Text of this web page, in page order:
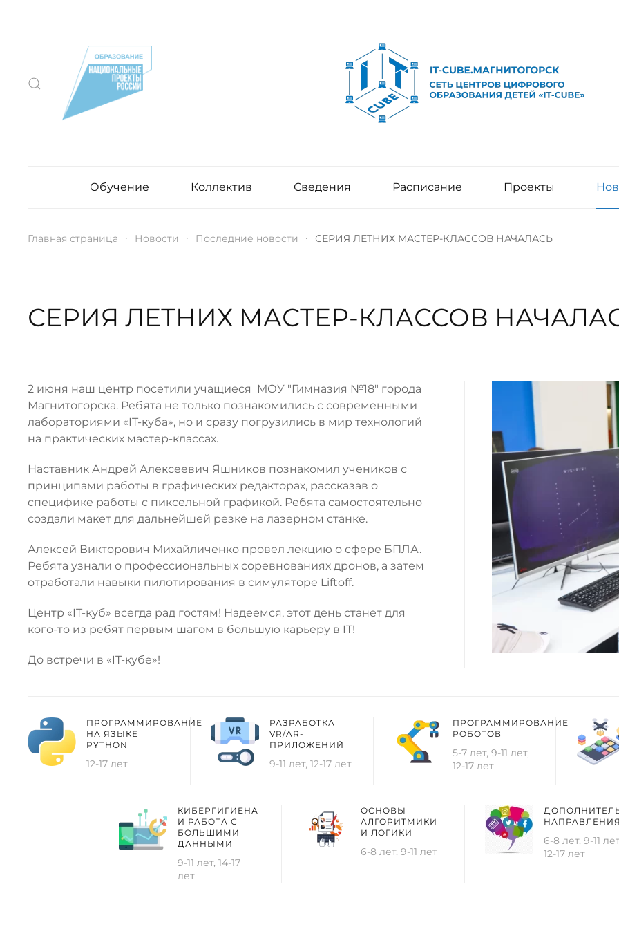
Обучение Коллектив Сведения Расписание Проекты
Главная страница Новости Последние новости СЕРИЯ ЛЕТНИХ МАСТЕР-КЛАССОВ НАЧАЛАСЬ
СЕРИЯ ЛЕТНИХ МАСТЕР-КЛАССОВ
2 июня наш центр посетили учащиеся МОУ "Гимназия №18" города
Магнитогорска. Ребята не только познакомились с современными
лабораториями «IT-куба», но и сразу погрузились в мир технологий
на практических мастер-классах.
Наставник Андрей Алексеевич Яшников познакомил учеников с
принципами работы в графических редакторах, рассказав о
специфике работы с пиксельной графикой. Ребята самостоятельно
создали макет для дальнейшей резке на лазерном станке.
Алексей Викторович Михайличенко провел лекцию о сфере БПЛА.
Ребята узнали о профессиональных соревнованиях дронов, а затем
отработали навыки пилотирования в симуляторе Liftoff.
Центр «IT-куб» всегда рад гостям! Надеемся, этот день станет для
кого-то из ребят первым шагом в большую карьеру в IT!
До встречи в «IT-кубе»!
ПРОГРАММИРОВАНИЕ
НА ЯЗЫКЕ
PYTHON
12-17 лет
РАЗРАБОТКА
VR/AR-
ПРИЛОЖЕНИЙ
9-11 лет, 12-17 лет
ПРОГРАММИРОВАНИЕ
РОБОТОВ
5-7 лет, 9-11 лет,
12-17 лет
КИБЕРГИГИЕНА
И РАБОТА С
БОЛЬШИМИ
ДАННЫМИ
9-11 лет, 14-17
лет
ОСНОВЫ
АЛГОРИТМИКИ
И ЛОГИКИ
6-8 лет, 9-11 лет
6-8 лет, 9-11
12-17 лет